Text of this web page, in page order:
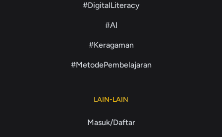
#DigitalLiteracy
#AI
#Keragaman
#MetodePembelajaran
LAIN-LAIN
Masuk/Daftar